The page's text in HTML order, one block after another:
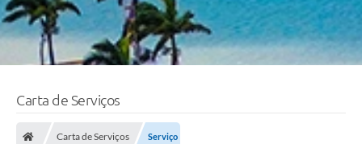
Carta de Serviços
Carta de Serviços Serviço